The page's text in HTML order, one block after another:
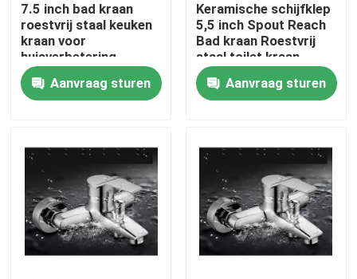
Neem contact met ons op
Nieuws
RVS wastafelkraan
De Tapkraan van het roestvrij staalbad
7.5 inch bad kraan
roestvrij staal keuken
kraan voor
huisverbetering
Aanvraag sturen
Keramische schijfklep
5,5 inch Spout Reach
Bad kraan Roestvrij
staal toilet kraan
Aanvraag sturen